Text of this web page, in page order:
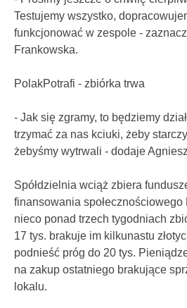
Testujemy wszystko,
funkcjonować w zespole -
Frankowska.
PolakPotrafi - zbiórka trwa
- Jak się zgramy, to będziemy
trzymać za nas kciuki, żeby
żebyśmy wytrwali - dodaje
Spółdzielnia wciąż zbiera
finansowania
nieco ponad trzech tygodniach
17 tys. brakuje im kilkunastu
podnieść próg do 20 tys.
na zakup ostatniego brakujące
lokalu.